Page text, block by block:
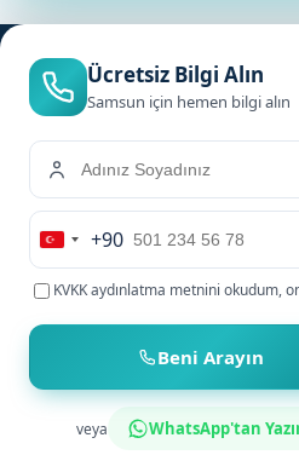
Ücretsiz Bilgi Alın
Samsun için hemen bilgi alın
Turkey
+90
+90
KVKK aydınlatma metnini okudum,
Beni Arayın
veya WhatsApp'tan
Türkiye genelinde ailelere
hizmeti
Hizmetler
Bebek Sünneti
Çocuk Sünneti
Sünnet Sonrası Bakım
Fiyat Bilgisi
Evde Sünnet